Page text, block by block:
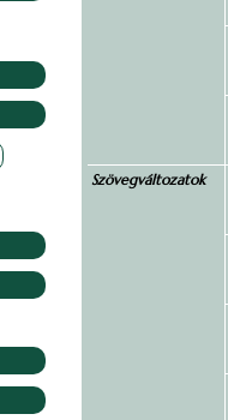
Szövegváltozatok